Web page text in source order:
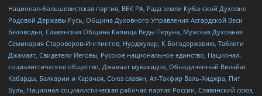
Национал-большевистская партия, ВЕК РА, Рада земли Кубанской Духовно
Родовой Державы Русь, Община Духовного Управления Асгардской Веси
Беловодья, Славянская Община Капища Веды Перуна, Мужская Духовная
Семинария Староверов-Инглингов, Нурджулар, К Богодержавию, Таблиги
Джамаат, Свидетели Иеговы, Русское национальное единство, Национал-
социалистическое общество, Джамаат мувахидов, Объединенный Вилайат
Кабарды, Балкарии и Карачая, Союз славян, Ат-Такфир Валь-Хиджра, Пит
Буль, Национал-социалистическая рабочая партия России, Славянский союз,